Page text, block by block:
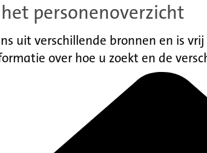
personenoverzicht
uit verschillende bronnen en is
over hoe u zoekt en de